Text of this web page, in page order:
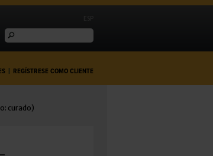
REGÍSTRESE COMO CLIENTE
curado)